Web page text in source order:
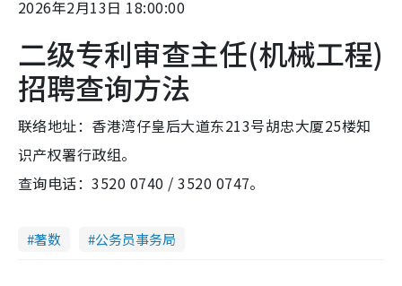
2026年2月13日 18:00:00
二级专利审查主任(机械工程)
招聘查询方法
联络地址：香港湾仔皇后大道东213号胡忠大厦25楼知
识产权署行政组。
查询电话：3520 0740 / 3520 0747。
著数 公务员事务局